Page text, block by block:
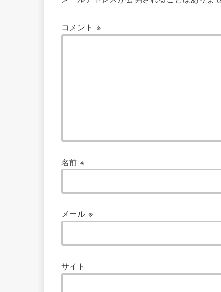
コメント※
名前※
メール ※
サイト